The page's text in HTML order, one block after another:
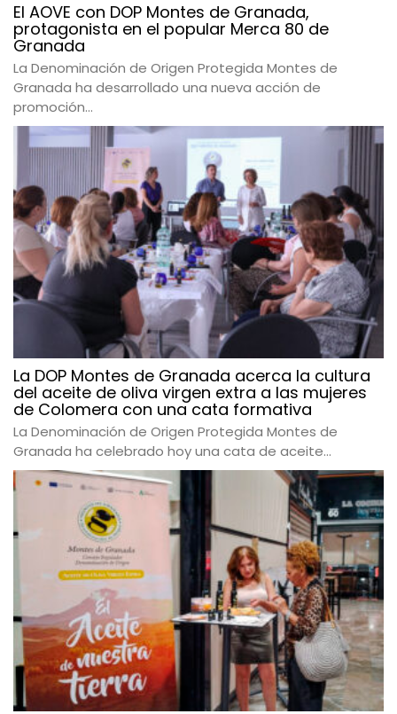
El AOVE con DOP Montes de Granada,
protagonista en el popular Merca 80 de
Granada
La Denominación de Origen Protegida Montes de
Granada ha desarrollado una nueva acción de
promoción...
La DOP Montes de Granada acerca la cultura
del aceite de oliva virgen extra a las mujeres
de Colomera con una cata formativa
La Denominación de Origen Protegida Montes de
Granada ha celebrado hoy una cata de aceite...